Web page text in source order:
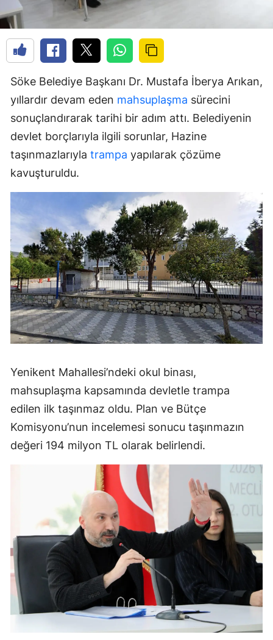
Söke Belediye Başkanı Dr. Mustafa İberya Arıkan,
yıllardır devam eden mahsuplaşma sürecini
sonuçlandırarak tarihi bir adım attı. Belediyenin
devlet borçlarıyla ilgili sorunlar, Hazine
taşınmazlarıyla trampa yapılarak çözüme
kavuşturuldu.
Yenikent Mahallesi’ndeki okul binası,
mahsuplaşma kapsamında devletle trampa
edilen ilk taşınmaz oldu. Plan ve Bütçe
Komisyonu’nun incelemesi sonucu taşınmazın
değeri 194 milyon TL olarak belirlendi.